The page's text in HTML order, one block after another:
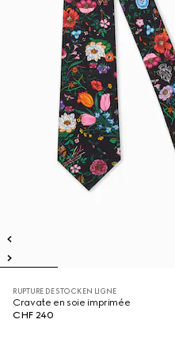
RUPTURE DE STOCK EN LIGNE
Cravate en soie imprimée
CHF 240